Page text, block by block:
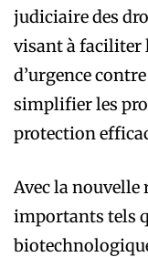
judiciaire des
visant à faciliter
d’urgence
simplifier les
protection
Avec la nouvelle
importants tels